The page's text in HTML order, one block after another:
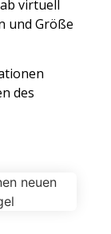
virtuell
und Größe
des